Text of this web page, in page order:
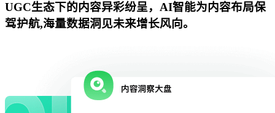
UGC生态下的内容异彩纷呈，AI智能为内容布局保
驾护航,海量数据洞见未来增长风向。